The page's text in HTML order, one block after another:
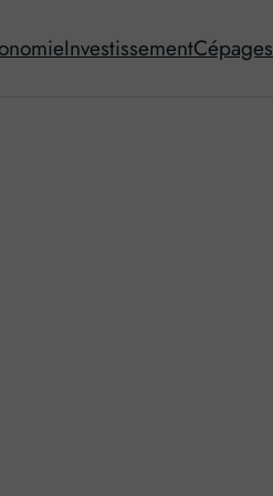
InvestissementCépages